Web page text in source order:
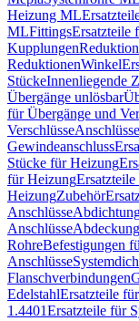
Heizung ML
MLFittingsErsatzteile
Kupplungen
ReduktionenWinkel
StückeInnenliegende
Übergänge unlösbar
für Übergänge und
VerschlüsseAnschlüsse
Gewindeanschluss
Stücke für Heizung
für Heizung
HeizungZubehör
Anschlüsse
Anschlüsse
RohreBefestigungen
Anschlüsse
Flanschverbindungen
EdelstahlErsatzteile
1.4401Ersatzteile für